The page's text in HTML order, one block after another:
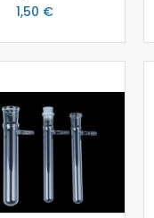
1,50 €